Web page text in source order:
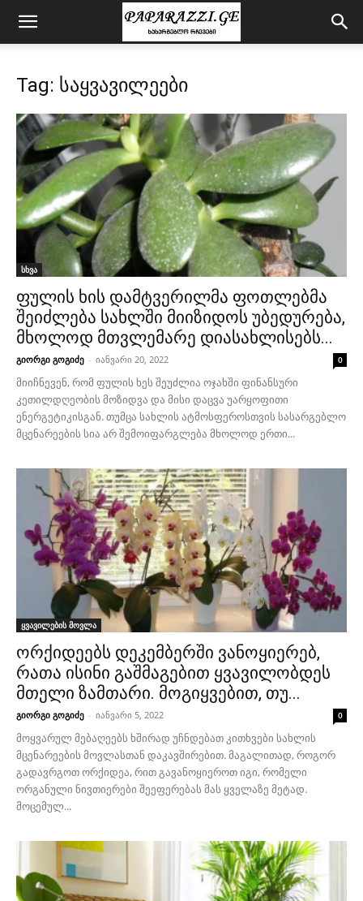
Tag: საყვავილეები
სხვა
ფულის ხის დამტვერილმა ფოთლებმა
შეიძლება სახლში მიიზიდოს უბედურება,
მხოლოდ მთვლემარე დიასახლისებს...
გიორგი გოგიძე - იანვარი 20, 2022 0
მიიჩნევენ, რომ ფულის ხეს შეუძლია ოჯახში ფინანსური
კეთილდღეობის მოზიდვა და მისი დაცვა უარყოფითი
ენერგეტიკისგან. თუმცა სახლის ატმოსფეროსთვის სასარგებლო
მცენარეების სია არ შემოიფარგლება მხოლოდ ერთი...
ყვავილების მოვლა
ორქიდეებს დეკემბერში ვანოყიერებ,
რათა ისინი გაშმაგებით ყვავილობდეს
მთელი ზამთარი. მოგიყვებით, თუ...
გიორგი გოგიძე - იანვარი 5, 2022 0
მოყვარულ მებაღეებს ხშირად უჩნდებათ კითხვები სახლის
მცენარეების მოვლასთან დაკავშირებით. მაგალითად, როგორ
გადავრგოთ ორქიდეა, რით გავანოყიეროთ იგი, რომელი
ორგანული ნივთიერები შეეფერებას მას ყველაზე მეტად.
მოცემულ...